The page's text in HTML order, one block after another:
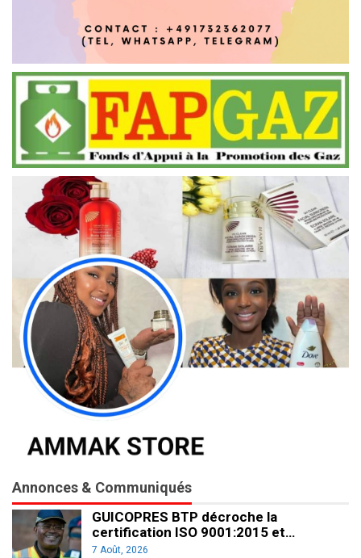
Annonces & Communiqués
GUICOPRES BTP décroche la
certification ISO 9001:2015 et…
7 Août, 2026